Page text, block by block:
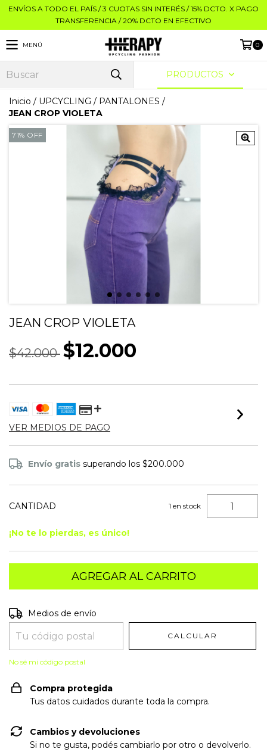
ENVÍOS A TODO EL PAÍS / 3 CUOTAS SIN INTERÉS / 15% DCTO. X PAGO
TRANSFERENCIA / 20% DCTO EN EFECTIVO
MENÚ 0
PRODUCTOS
Inicio / UPCYCLING / PANTALONES /
JEAN CROP VIOLETA
71% OFF
JEAN CROP VIOLETA
$42.000 $12.000
VER MEDIOS DE PAGO
Envío gratis superando los$200.000
CANTIDAD 1 en stock
¡No te lo pierdas, es único!
Entregas para el CP:
Medios de envío
CALCULAR
No sé mi código postal
Compra protegida
Tus datos cuidados durante toda la compra.
Cambios y devoluciones
Si no te gusta, podés cambiarlo por otro o devolverlo.